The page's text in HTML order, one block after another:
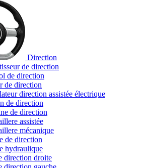
Direction
de direction
de direction
de direction
direction assistée électrique
de direction
de direction
assistée
mécanique
de direction
hydraulique
direction droite